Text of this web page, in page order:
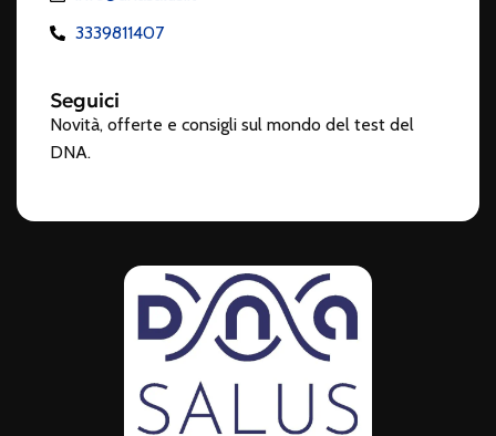
3339811407
Seguici
Novità, offerte e consigli sul mondo del test del
DNA.